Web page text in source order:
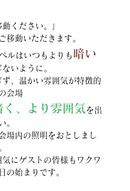
ください。」
移動いただきます。
ルはいつもよりも 暗い
いように。
、温かい雰囲気が特徴的
会場
く、より雰囲気 を出
。
場内の照明をおとしまし
にゲストの皆様もワクワ
の始まりです。